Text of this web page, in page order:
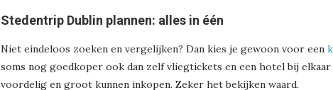
Stedentrip Dublin plannen: alles in één
Niet eindeloos zoeken en vergelijken? Dan kies je gewoon voor een
soms nog goedkoper ook dan zelf vliegtickets en een hotel bij
voordelig en groot kunnen inkopen. Zeker het bekijken waard.